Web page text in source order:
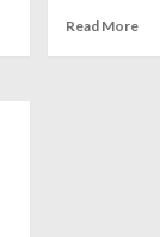
Read More